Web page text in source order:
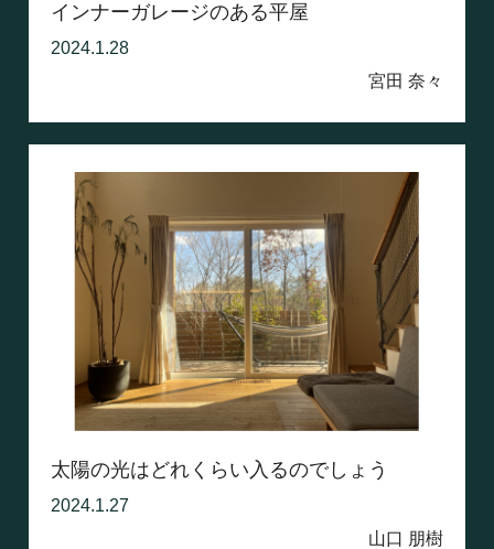
インナーガレージのある平屋
2024.1.28
宮田 奈々
太陽の光はどれくらい入るのでしょう
2024.1.27
山口 朋樹